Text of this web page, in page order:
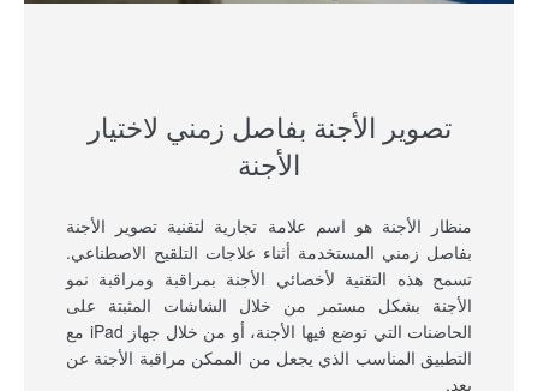
تصوير الأجنة بفاصل زمني لاختيار
الأجنة
منظار الأجنة هو اسم علامة تجارية لتقنية تصوير الأجنة
بفاصل زمني المستخدمة أثناء علاجات التلقيح الاصطناعي.
تسمح هذه التقنية لأخصائي الأجنة بمراقبة ومراقبة نمو
الأجنة بشكل مستمر من خلال الشاشات المثبتة على
الحاضنات التي توضع فيها الأجنة، أو من خلال جهاز iPad مع
التطبيق المناسب الذي يجعل من الممكن مراقبة الأجنة عن
بعد.